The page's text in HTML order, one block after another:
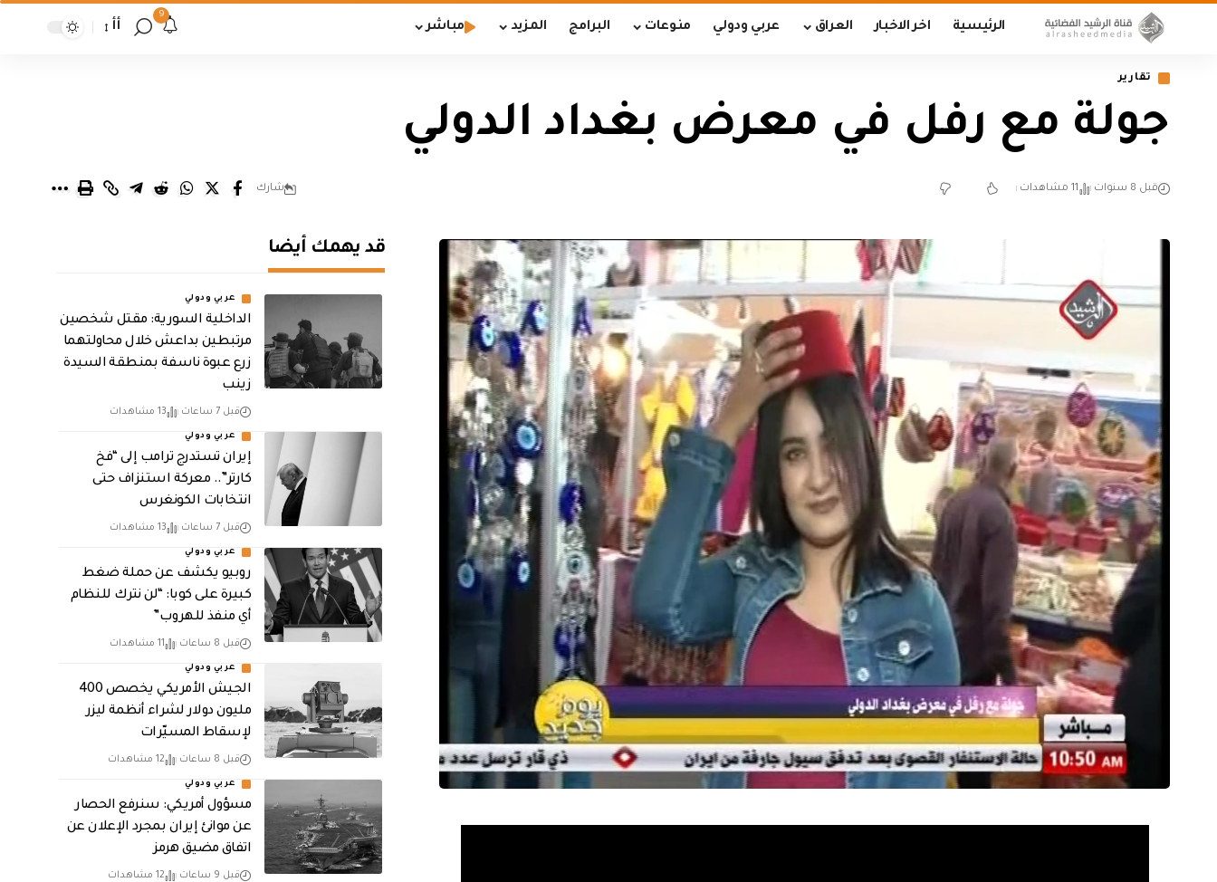
الرئيسية اخر الاخبار العراق عربي ودولي منوعات البرامج المزيد مباشر
9
أأ
تقارير
جولة مع رفل في معرض بغداد الدولي
قبل 8 سنوات 11 مشاهدات شارك
قد يهمك أيضا
عربي ودولي
الداخلية السورية: مقتل شخصين
مرتبطين بداعش خلال محاولتهما
زرع عبوة ناسفة بمنطقة السيدة
زينب
قبل 7 ساعات 13 مشاهدات
عربي ودولي
إيران تستدرج ترامب إلى “فخ
كارتر”.. معركة استنزاف حتى
انتخابات الكونغرس
قبل 7 ساعات 13 مشاهدات
عربي ودولي
روبيو يكشف عن حملة ضغط
كبيرة على كوبا: “لن نترك للنظام
أي منفذ للهروب”
قبل 8 ساعات 11 مشاهدات
عربي ودولي
الجيش الأمريكي يخصص 400
مليون دولار لشراء أنظمة ليزر
لإسقاط المسيّرات
قبل 8 ساعات 12 مشاهدات
عربي ودولي
مسؤول أمريكي: سنرفع الحصار
عن موانئ إيران بمجرد الإعلان عن
اتفاق مضيق هرمز
قبل 9 ساعات 12 مشاهدات